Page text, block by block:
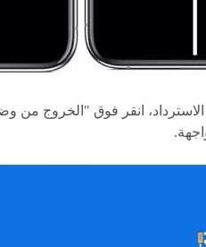
انقر فوق "الخروج من